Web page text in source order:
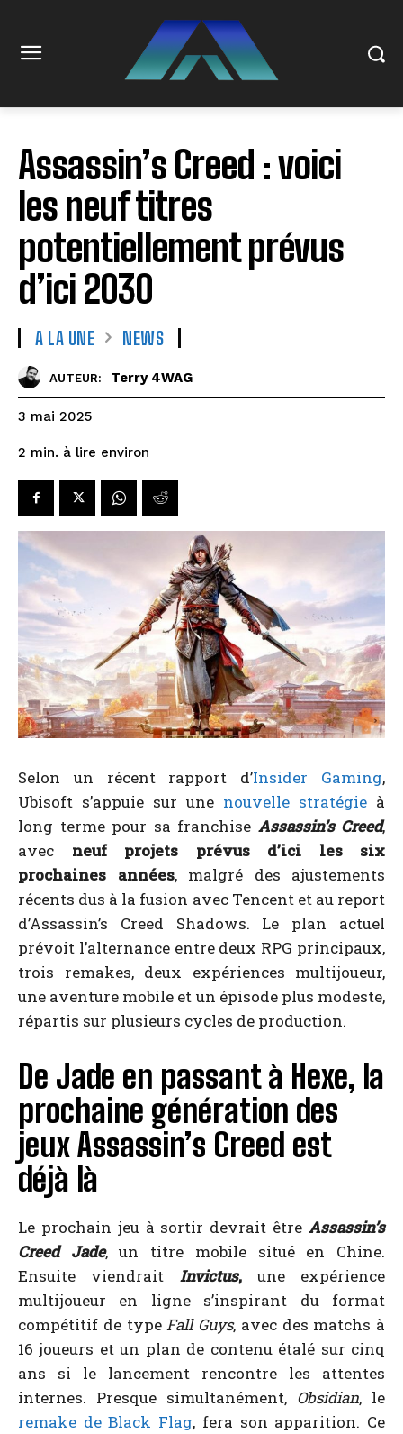
Assassin’s Creed : voici
les neuf titres
potentiellement prévus
d’ici 2030
A LA UNE NEWS
AUTEUR: Terry 4WAG
3 mai 2025
2 min. à lire environ
Selon un récent rapport d’Insider Gaming,
Ubisoft s’appuie sur une nouvelle stratégie à
long terme pour sa franchise Assassin’s Creed,
avec neuf projets prévus d’ici les six
prochaines années, malgré des ajustements
récents dus à la fusion avec Tencent et au report
d’Assassin’s Creed Shadows. Le plan actuel
prévoit l’alternance entre deux RPG principaux,
trois remakes, deux expériences multijoueur,
une aventure mobile et un épisode plus modeste,
répartis sur plusieurs cycles de production.
De Jade en passant à Hexe, la
prochaine génération des
jeux Assassin’s Creed est
déjà là
Le prochain jeu à sortir devrait être Assassin’s
Creed Jade, un titre mobile situé en Chine.
Ensuite viendrait Invictus,une expérience
multijoueur en ligne s’inspirant du format
compétitif de typeFall Guys, avec des matchs à
16 joueurs et un plan de contenu étalé sur cinq
ans si le lancement rencontre les attentes
internes. Presque simultanément, Obsidian, le
remake de Black Flag, fera son apparition. Ce